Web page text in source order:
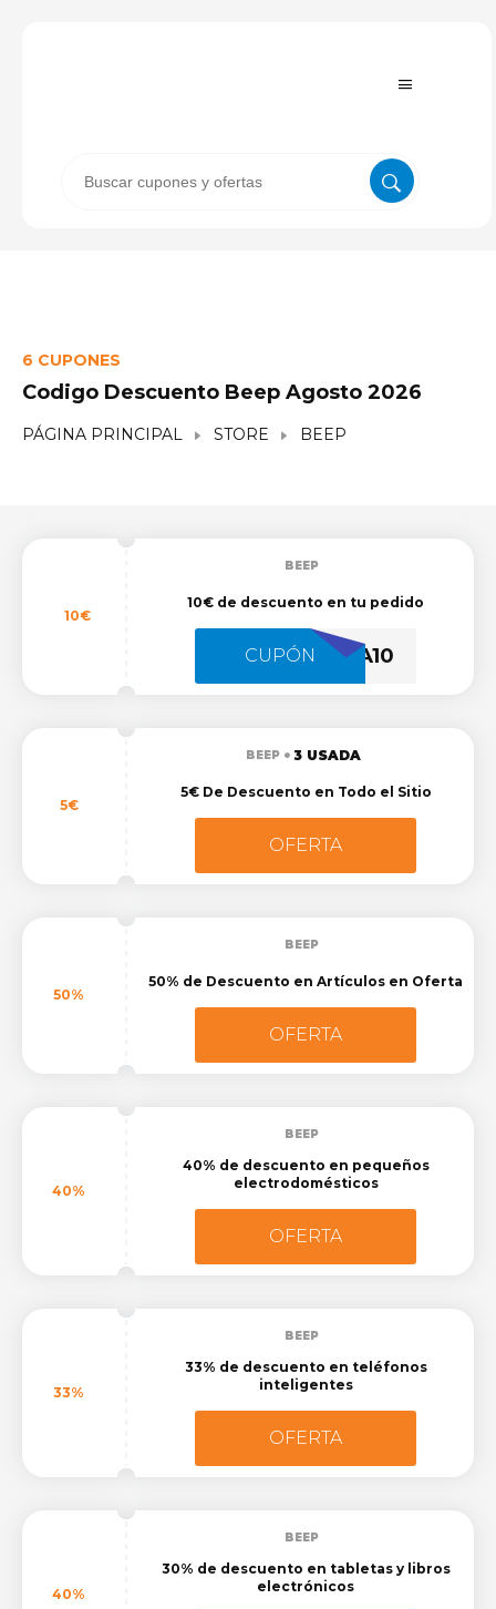
6 CUPONES
Codigo Descuento Beep Agosto 2026
PÁGINA PRINCIPAL STORE BEEP
10€
BEEP
10€ de descuento en tu pedido
CUPÓNROSA10
5€
BEEP 3 USADA
5€ De Descuento en Todo el Sitio
OFERTA
50%
BEEP
50% de Descuento en Artículos en Oferta
OFERTA
40%
BEEP
40% de descuento en pequeños
electrodomésticos
OFERTA
33%
BEEP
33% de descuento en teléfonos
inteligentes
OFERTA
40%
BEEP
30% de descuento en tabletas y libros
electrónicos